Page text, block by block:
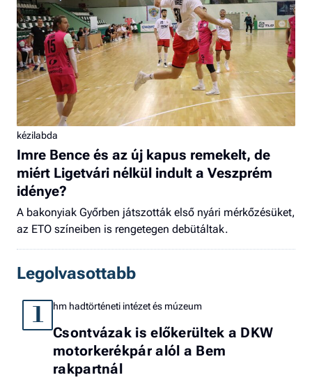
kézilabda
Imre Bence és az új kapus remekelt, de
miért Ligetvári nélkül indult a Veszprém
idénye?
A bakonyiak Győrben játszották első nyári mérkőzésüket,
az ETO színeiben is rengetegen debütáltak.
Legolvasottabb
1 hm hadtörténeti intézet és múzeum
Csontvázak is előkerültek a DKW
motorkerékpár alól a Bem
rakpartnál